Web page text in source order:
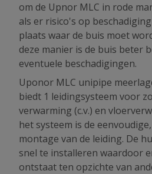
om de Upnor MLC in rode
als er risico's op
plaats waar de buis moet
deze manier is de buis beter
eventuele beschadigingen.
Uponor MLC unipipe
biedt 1 leidingsysteem voor
verwarming (c.v.) en
het systeem is de
montage van de leiding. De
snel te installeren waardoor
ontstaat ten opzichte van